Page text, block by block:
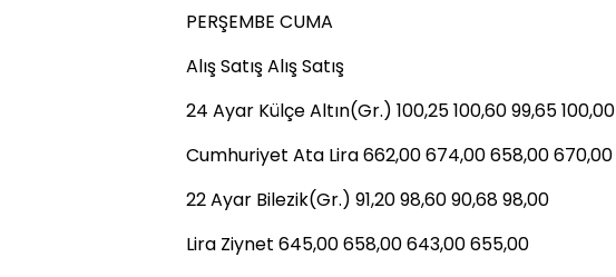
PERŞEMBE CUMA
Alış Satış Alış Satış
24 Ayar Külçe Altın(Gr.) 100,25 100,60 99,65 100,00
Cumhuriyet Ata Lira 662,00 674,00 658,00 670,00
22 Ayar Bilezik(Gr.) 91,20 98,60 90,68 98,00
Lira Ziynet 645,00 658,00 643,00 655,00